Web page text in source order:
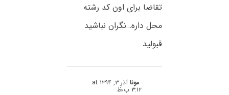
تقاضا برای اون کد رشته
محل داره…نگران نباشید
قبولید
مونا آذر ۳, ۱۳۹۴ at
۳:۱۲ ب٫ظ